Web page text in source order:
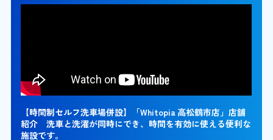
【時間制セルフ洗車場併設】「Whitopia 高松鶴市店」店舗
紹介 洗車と洗濯が同時にでき、時間を有効に使える便利な
施設です。